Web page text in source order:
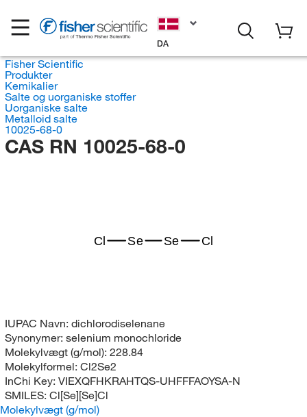
DA
Fisher Scientific
Produkter
Kemikalier
Salte og uorganiske stoffer
Uorganiske salte
Metalloid salte
10025-68-0
CAS RN 10025-68-0
Cl
Se
Se
Cl
IUPAC Navn: dichlorodiselenane
Synonymer: selenium monochloride
Molekylvægt (g/mol): 228.84
Molekylformel: Cl2Se2
InChi Key: VIEXQFHKRAHTQS-UHFFFAOYSA-N
SMILES: Cl[Se][Se]Cl
Molekylvægt (g/mol)